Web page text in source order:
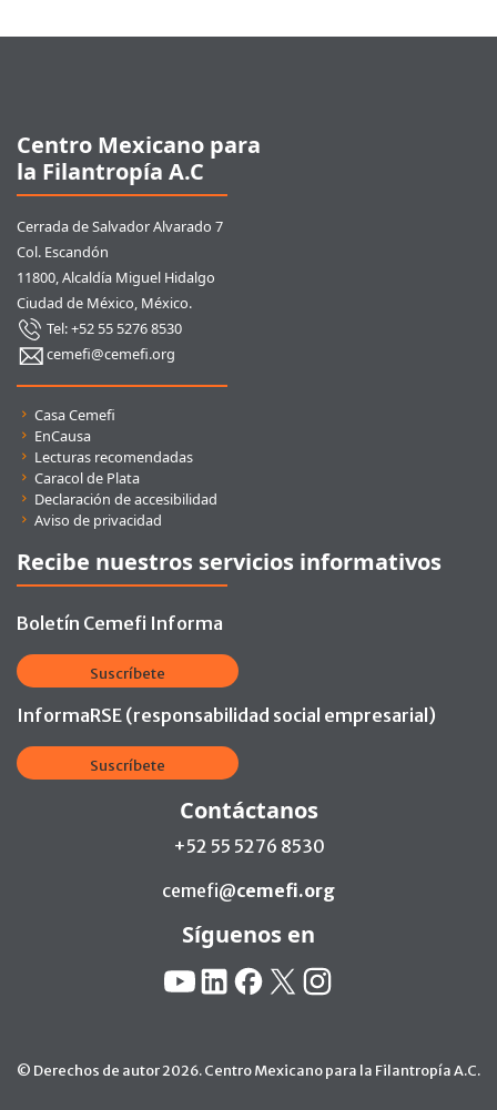
Centro Mexicano para
la Filantropía A.C
Cerrada de Salvador Alvarado 7
Col. Escandón
11800, Alcaldía Miguel Hidalgo
Ciudad de México, México.
Tel: +52 55 5276 8530
cemefi@cemefi.org
Enlaces rápidos
Casa Cemefi
EnCausa
Lecturas recomendadas
Caracol de Plata
Declaración de accesibilidad
Aviso de privacidad
Recibe nuestros servicios informativos
Boletín Cemefi Informa
Suscríbete
InformaRSE (responsabilidad social empresarial)
Suscríbete
Contáctanos
+52 55 5276 8530
cemefi@cemefi.org
Síguenos en
YouTube
LinkedinFacebook
X Instagram
© Derechos de autor 2026. Centro Mexicano para la Filantropía A.C.